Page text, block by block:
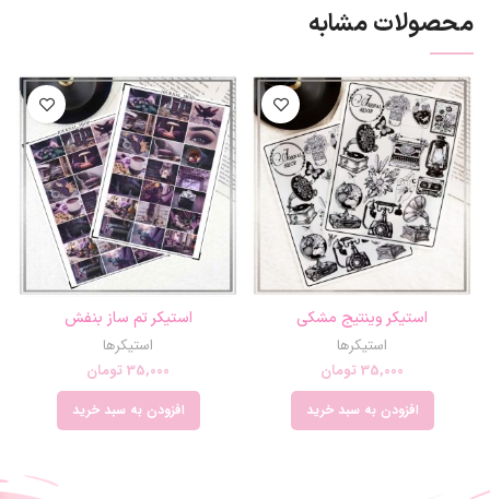
محصولات مشابه
استیکر وینتیج مشکی
استیکرها
35,000تومان
افزودن به سبد خرید
استیکر تم ساز بنفش
استیکرها
35,000تومان
افزودن به سبد خرید